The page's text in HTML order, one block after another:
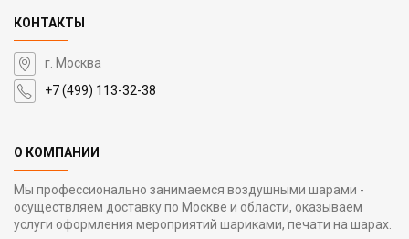
КОНТАКТЫ
г. Москва
+7 (499) 113-32-38
О КОМПАНИИ
Мы профессионально занимаемся воздушными шарами -
осуществляем доставку по Москве и области, оказываем
услуги оформления мероприятий шариками, печати на шарах.